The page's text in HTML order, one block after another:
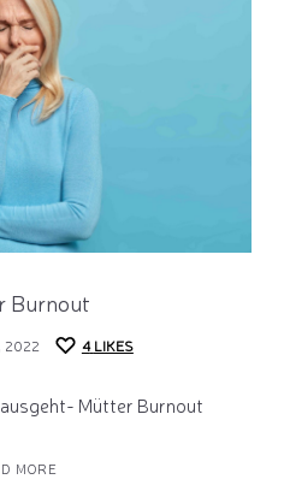
Burnout
2022 4 LIKES
Mütter Burnout
MORE